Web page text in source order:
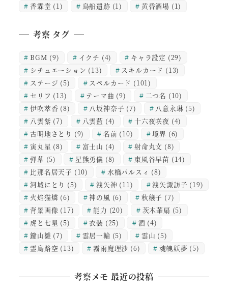
香霖堂 (1) 鳥船遺跡 (1) 黄昏酒場 (1)
考察 タグ
BGM (9) イクチ (4) キャラ設定 (29)
シチュエーション (13) スキルカード (13)
ステージ (5) スペルカード (101)
セリフ (13) テーマ曲 (9) 二つ名 (10)
伊吹萃香 (8) 八坂神奈子 (7) 八意永琳 (5)
八雲紫 (7) 八雲藍 (4) 十六夜咲夜 (4)
古明地さとり (9) 名前 (10) 境界 (6)
寅丸星 (8) 富士山 (4) 射命丸文 (8)
弾幕 (5) 星熊勇儀 (8) 東風谷早苗 (14)
比那名居天子 (10) 水橋パルスィ (8)
河城にとり (5) 洩矢神 (11) 洩矢諏訪子 (19)
火焔猫燐 (6) 神の風 (6) 秋穣子 (7)
背景画像 (17) 能力 (20) 茨木華扇 (5)
虎と七星 (5) 衣装 (25) 酒 (4)
鍵山雛 (7) 雲居一輪 (5) 雲山 (5)
霊烏路空 (13) 霧雨魔理沙 (6) 魂魄妖夢 (5)
考察メモ 最近の投稿